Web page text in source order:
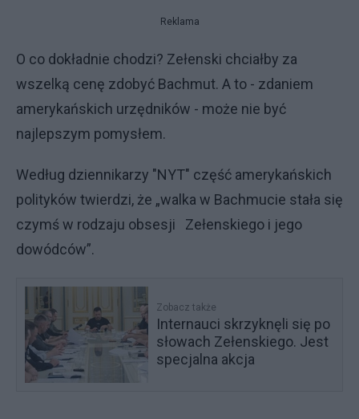
Reklama
O co dokładnie chodzi? Zełenski chciałby za
wszelką cenę zdobyć Bachmut. A to - zdaniem
amerykańskich urzędników - może nie być
najlepszym pomysłem.
Według dziennikarzy "NYT" część amerykańskich
polityków twierdzi, że „walka w Bachmucie stała się
czymś w rodzaju obsesji Zełenskiego i jego
dowódców”.
Zobacz także
Internauci skrzyknęli się po
słowach Zełenskiego. Jest
specjalna akcja